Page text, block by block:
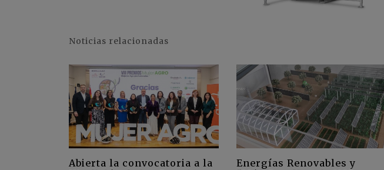
Noticias relacionadas
Abierta la convocatoria a la
Energías Renovables y